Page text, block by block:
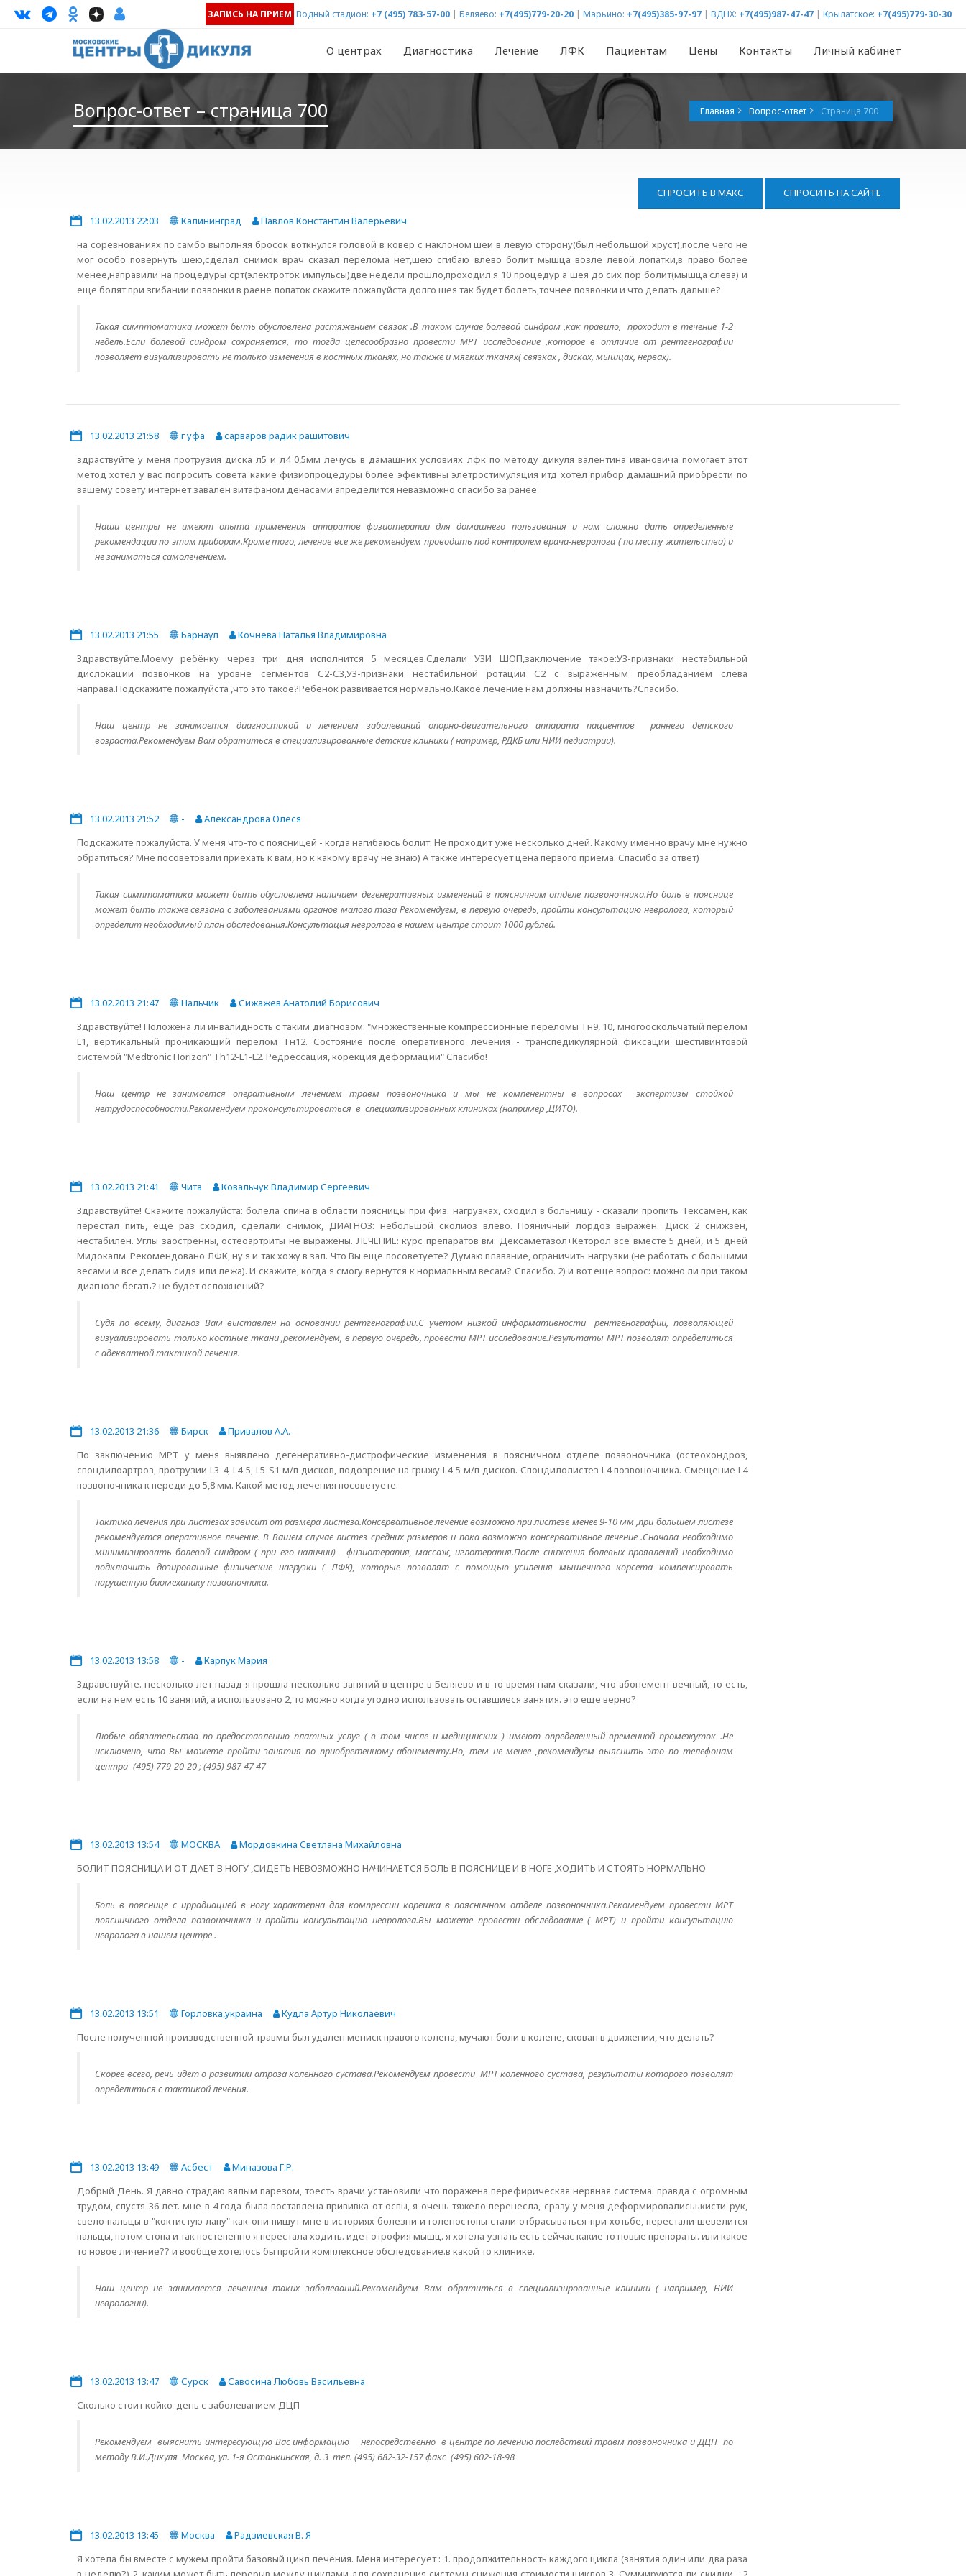
ЗАПИСЬ НА ПРИЕМ Водный стадион: +7 (495) 783-57-00 | Беляево: +7(495)779-20-20 | Марьино: +7(495)385-97-97 | ВДНХ: +7(495)987-47-47 | Крылатское: +7(495)779-30-30
О центрах Диагностика Лечение ЛФК Пациентам Цены Контакты Личный кабинет
Вопрос-ответ – страница 700 Главная Вопрос-ответ Страница 700
СПРОСИТЬ В МАКС СПРОСИТЬ НА САЙТЕ
13.02.2013 22:03 Калининград
Павлов Константин Валерьевич
на соревнованиях по самбо выполняя бросок воткнулся головой в ковер с наклоном шеи в левую сторону(был небольшой хруст),после чего не
мог особо повернуть шею,сделал снимок врач сказал перелома нет,шею сгибаю влево болит мышца возле левой лопатки,в право более
менее,направили на процедуры срт(электроток импульсы)две недели прошло,проходил я 10 процедур а шея до сих пор болит(мышца слева) и
еще болят при згибании позвонки в раене лопаток скажите пожалуйста долго шея так будет болеть,точнее позвонки и что делать дальше?
Такая симптоматика может быть обусловлена растяжением связок .В таком случае болевой синдром ,как правило, проходит в течение 1-2
недель.Если болевой синдром сохраняется, то тогда целесообразно провести МРТ исследование ,которое в отличие от рентгенографии
позволяет визуализировать не только изменения в костных тканях, но также и мягких тканях( связках , дисках, мышцах, нервах).
13.02.2013 21:58 г уфа
сарваров радик рашитович
здраствуйте у меня протрузия диска л5 и л4 0,5мм лечусь в дамашних условиях лфк по методу дикуля валентина ивановича помогает этот
метод хотел у вас попросить совета какие физиопроцедуры более эфективны элетростимуляция итд хотел прибор дамашний приобрести по
вашему совету интернет завален витафаном денасами апределится невазможно спасибо за ранее
Наши центры не имеют опыта применения аппаратов физиотерапии для домашнего пользования и нам сложно дать определенные
рекомендации по этим приборам.Кроме того, лечение все же рекомендуем проводить под контролем врача-невролога ( по месту жительства) и
не заниматься самолечением.
13.02.2013 21:55 Барнаул
Кочнева Наталья Владимировна
Здравствуйте.Моему ребёнку через три дня исполнится 5 месяцев.Сделали УЗИ ШОП,заключение такое:УЗ-признаки нестабильной
дислокации позвонков на уровне сегментов С2-С3,УЗ-признаки нестабильной ротации С2 с выраженным преобладанием слева
направа.Подскажите пожалуйста ,что это такое?Ребёнок развивается нормально.Какое лечение нам должны назначить?Спасибо.
Наш центр не занимается диагностикой и лечением заболеваний опорно-двигательного аппарата пациентов раннего детского
возраста.Рекомендуем Вам обратиться в специализированные детские клиники ( например, РДКБ или НИИ педиатрии).
13.02.2013 21:52 -
Александрова Олеся
Подскажите пожалуйста. У меня что-то с поясницей - когда нагибаюсь болит. Не проходит уже несколько дней. Какому именно врачу мне нужно
обратиться? Мне посоветовали приехать к вам, но к какому врачу не знаю) А также интересует цена первого приема. Спасибо за ответ)
Такая симптоматика может быть обусловлена наличием дегенеративных изменений в поясничном отделе позвоночника.Но боль в пояснице
может быть также связана с заболеваниями органов малого таза Рекомендуем, в первую очередь, пройти консультацию невролога, который
определит необходимый план обследования.Консультация невролога в нашем центре стоит 1000 рублей.
13.02.2013 21:47 Нальчик
Сижажев Анатолий Борисович
Здравствуйте! Положена ли инвалидность с таким диагнозом: "множественные компрессионные переломы Тн9, 10, многооскольчатый перелом
L1, вертикальный проникающий перелом Тн12. Состояние после оперативного лечения - транспедикулярной фиксации шестивинтовой
системой "Medtronic Horizon" Th12-L1-L2. Редрессация, корекция деформации" Спасибо!
Наш центр не занимается оперативным лечением травм позвоночника и мы не компенентны в вопросах экспертизы стойкой
нетрудоспособности.Рекомендуем проконсультироваться в специализированных клиниках (например ,ЦИТО).
13.02.2013 21:41 Чита
Ковальчук Владимир Сергеевич
Здравствуйте! Скажите пожалуйста: болела спина в области поясницы при физ. нагрузках, сходил в больницу - сказали пропить Тексамен, как
перестал пить, еще раз сходил, сделали снимок, ДИАГНОЗ: небольшой сколиоз влево. Пояничный лордоз выражен. Диск 2 снижзен,
нестабилен. Углы заостренны, остеоартриты не выражены. ЛЕЧЕНИЕ: курс препаратов вм: Дексаметазол+Кеторол все вместе 5 дней, и 5 дней
Мидокалм. Рекомендовано ЛФК, ну я и так хожу в зал. Что Вы еще посоветуете? Думаю плавание, ограничить нагрузки (не работать с большими
весами и все делать сидя или лежа). И скажите, когда я смогу вернутся к нормальным весам? Спасибо. 2) и вот еще вопрос: можно ли при таком
диагнозе бегать? не будет осложнений?
Судя по всему, диагноз Вам выставлен на основании рентгенографии.С учетом низкой информативности рентгенографии, позволяющей
визуализировать только костные ткани ,рекомендуем, в первую очередь, провести МРТ исследование.Результаты МРТ позволят определиться
с адекватной тактикой лечения.
13.02.2013 21:36 Бирск
Привалов А.А.
По заключению МРТ у меня выявлено дегенеративно-дистрофические изменения в поясничном отделе позвоночника (остеохондроз,
спондилоартроз, протрузии L3-4, L4-5, L5-S1 м/п дисков, подозрение на грыжу L4-5 м/п дисков. Спондилолистез L4 позвоночника. Смещение L4
позвоночника к переди до 5,8 мм. Какой метод лечения посоветуете.
Тактика лечения при листезах зависит от размера листеза.Консервативное лечение возможно при листезе менее 9-10 мм ,при большем листезе
рекомендуется оперативное лечение. В Вашем случае листез средних размеров и пока возможно консервативное лечение .Сначала необходимо
минимизировать болевой синдром ( при его наличии) - физиотерапия, массаж, иглотерапия.После снижения болевых проявлений необходимо
подключить дозированные физические нагрузки ( ЛФК), которые позволят с помощью усиления мышечного корсета компенсировать
нарушенную биомеханику позвоночника.
13.02.2013 13:58 -
Карпук Мария
Здравствуйте. несколько лет назад я прошла несколько занятий в центре в Беляево и в то время нам сказали, что абонемент вечный, то есть,
если на нем есть 10 занятий, а использовано 2, то можно когда угодно использовать оставшиеся занятия. это еще верно?
Любые обязательства по предоставлению платных услуг ( в том числе и медицинских ) имеют определенный временной промежуток .Не
исключено, что Вы можете пройти занятия по приобретенному абонементу.Но, тем не менее ,рекомендуем выяснить это по телефонам
центра-(495) 779-20-20 ; (495) 987 47 47
13.02.2013 13:54 МОСКВА
Мордовкина Светлана Михайловна
БОЛИТ ПОЯСНИЦА И ОТ ДАЁТ В НОГУ ,СИДЕТЬ НЕВОЗМОЖНО НАЧИНАЕТСЯ БОЛЬ В ПОЯСНИЦЕ И В НОГЕ ,ХОДИТЬ И СТОЯТЬ НОРМАЛЬНО
Боль в пояснице с иррадиацией в ногу характерна для компрессии корешка в поясничном отделе позвоночника.Рекомендуем провести МРТ
поясничного отдела позвоночника и пройти консультацию невролога.Вы можете провести обследование ( МРТ) и пройти консультацию
невролога в нашем центре .
13.02.2013 13:51 Горловка,украина
Кудла Артур Николаевич
После полученной производственной травмы был удален мениск правого колена, мучают боли в колене, скован в движении, что делать?
Скорее всего, речь идет о развитии атроза коленного сустава.Рекомендуем провести МРТ коленного сустава, результаты которого позволят
определиться с тактикой лечения.
13.02.2013 13:49 Асбест
Миназова Г.Р.
Добрый День. Я давно страдаю вялым парезом, тоесть врачи установили что поражена перефирическая нервная система. правда с огромным
трудом, спустя 36 лет. мне в 4 года была поставлена прививка от оспы, я очень тяжело перенесла, сразу у меня деформировалисьькисти рук,
свело пальцы в "коктистую лапу" как они пишут мне в историях болезни и голеностопы стали отбрасываться при хотьбе, перестали шевелится
пальцы, потом стопа и так постепенно я перестала ходить. идет отрофия мышц. я хотела узнать есть сейчас какие то новые препораты. или какое
то новое личение?? и вообще хотелось бы пройти комплексное обследование.в какой то клинике.
Наш центр не занимается лечением таких заболеваний.Рекомендуем Вам обратиться в специализированные клиники ( например, НИИ
неврологии).
13.02.2013 13:47 Сурск
Савосина Любовь Васильевна
Сколько стоит койко-день с заболеванием ДЦП
Рекомендуем выяснить интересующую Вас информацию непосредственно в центре по лечению последствий травм позвоночника и ДЦП по
методу В.И.Дикуля Москва, ул. 1-я Останкинская, д. 3 тел. (495) 682-32-157 факс (495) 602-18-98
13.02.2013 13:45 Москва
Радзиевская В. Я
Я хотела бы вместе с мужем пройти базовый цикл лечения. Меня интересует : 1. продолжительность каждого цикла (занятия один или два раза